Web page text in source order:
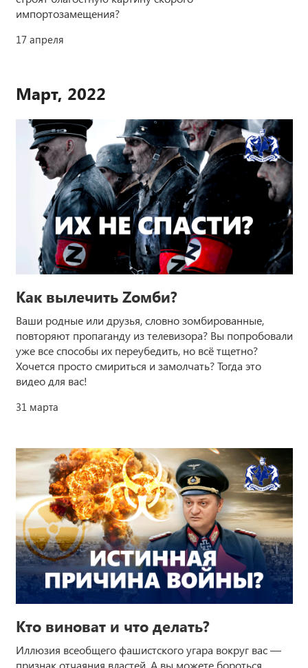
импортозамещения?
17 апреля
Март, 2022
Как вылечить Zомби?
Ваши родные или друзья, словно зомбированные,
повторяют пропаганду из телевизора? Вы попробовали
уже все способы их переубедить, но всё тщетно?
Хочется просто смириться и замолчать? Тогда это
видео для вас!
31 марта
Кто виноват и что делать?
Иллюзия всеобщего фашистского угара вокруг вас —
признак отчаяния властей. А вы можете бороться